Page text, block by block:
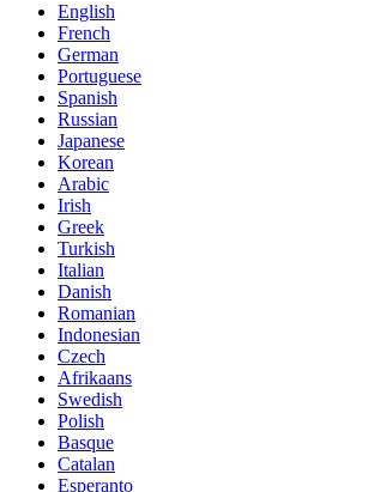
English
French
German
Portuguese
Spanish
Russian
Japanese
Korean
Arabic
Irish
Greek
Turkish
Italian
Danish
Romanian
Indonesian
Czech
Afrikaans
Swedish
Polish
Basque
Catalan
Esperanto